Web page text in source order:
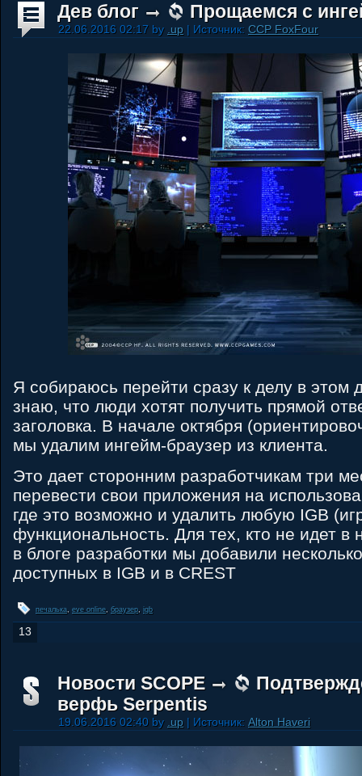
Дев блог Прощаемся с
22.06.2016 02:17 by .up | Источник: CCP FoxFour
Я собираюсь перейти сразу к делу в этом
знаю, что люди хотят получить прямой
заголовка. В начале октября
мы удалим ингейм-браузер из клиента.
Это дает сторонним разработчикам три
перевести свои приложения на
где это возможно и удалить любую IGB
функциональность. Для тех, кто не идет в
в блоге разработки мы добавили
доступных в IGB и в CREST
печалька, eve online, браузер, igb
13
Новости SCOPE
верфь Serpentis
19.06.2016 02:40 by .up | Источник: Alton Haveri